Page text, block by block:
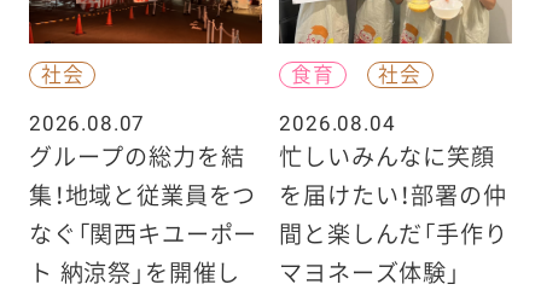
社会
2026.08.07
グループの総力を結
集！地域と従業員をつ
なぐ「関西キユーポー
ト 納涼祭」を開催し
食育
社会
2026.08.04
忙しいみんなに笑顔
を届けたい！部署の仲
間と楽しんだ「手作り
マヨネーズ体験」